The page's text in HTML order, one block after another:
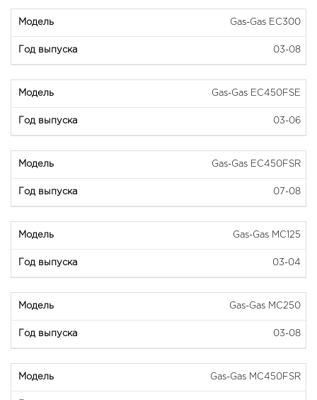
Gas-Gas EC300
03-08
Gas-Gas EC450FSE
03-06
Gas-Gas EC450FSR
07-08
Gas-Gas MC125
03-04
Gas-Gas MC250
03-08
Gas-Gas MC450FSR